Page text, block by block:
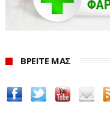
Υπενθμίζεται οτι ο
απο μετρήσεις που
ΒΡΕΙΤΕ ΜΑΣ